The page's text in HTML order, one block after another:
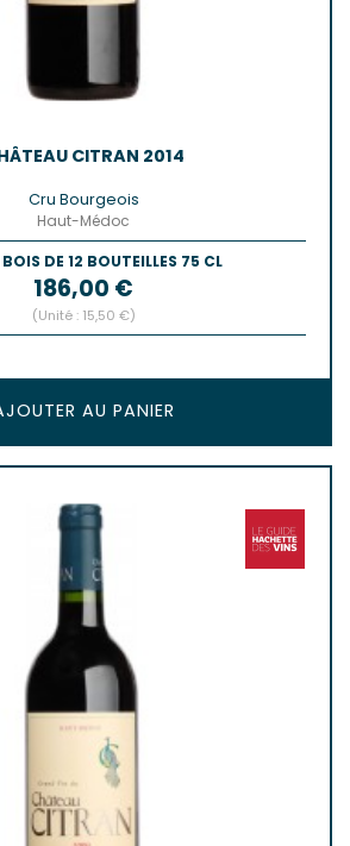
CITRAN 2014
Cru Bourgeois
Haut-Médoc
DE 12 BOUTEILLES 75 CL
Prix
186,00 €
(Unité : 15,50 €)
AU PANIER